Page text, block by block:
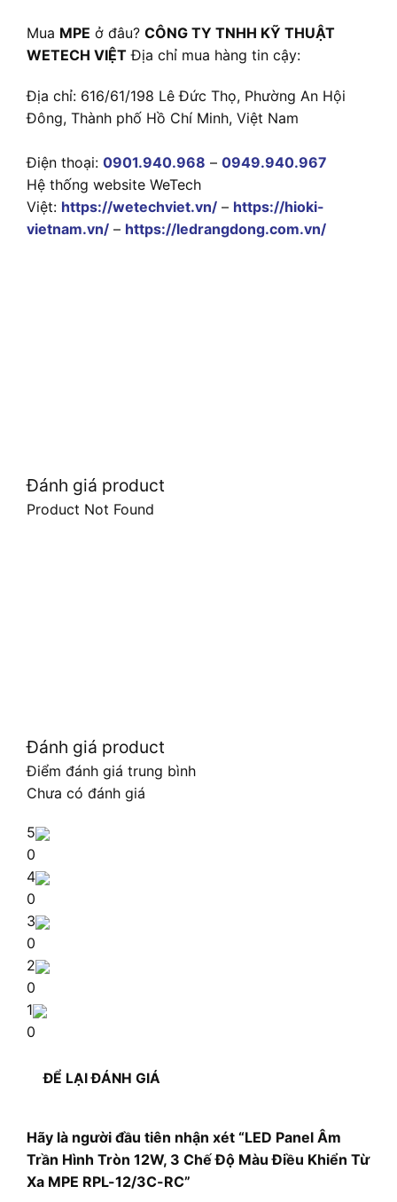
Mua MPE ở đâu? CÔNG TY TNHH KỸ THUẬT
WETECH VIỆT Địa chỉ mua hàng tin cậy:
Địa chỉ: 616/61/198 Lê Đức Thọ, Phường An Hội
Đông, Thành phố Hồ Chí Minh, Việt Nam
Điện thoại: 0901.940.968 – 0949.940.967
Hệ thống website WeTech
Việt: https://wetechviet.vn/ – https://hioki-
vietnam.vn/ – https://ledrangdong.com.vn/
Đánh giá product
Product Not Found
Đánh giá product
Điểm đánh giá trung bình
Chưa có đánh giá
5
0
4
0
3
0
2
0
1
0
ĐỂ LẠI ĐÁNH GIÁ
Hãy là người đầu tiên nhận xét “LED Panel Âm
Trần Hình Tròn 12W, 3 Chế Độ Màu Điều Khiển Từ
Xa MPE RPL-12/3C-RC”